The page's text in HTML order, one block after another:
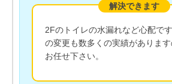
解決できます
2Fのトイレの水漏れなど心配で
の変更も数多くの実績がありま
お任せ下さい。